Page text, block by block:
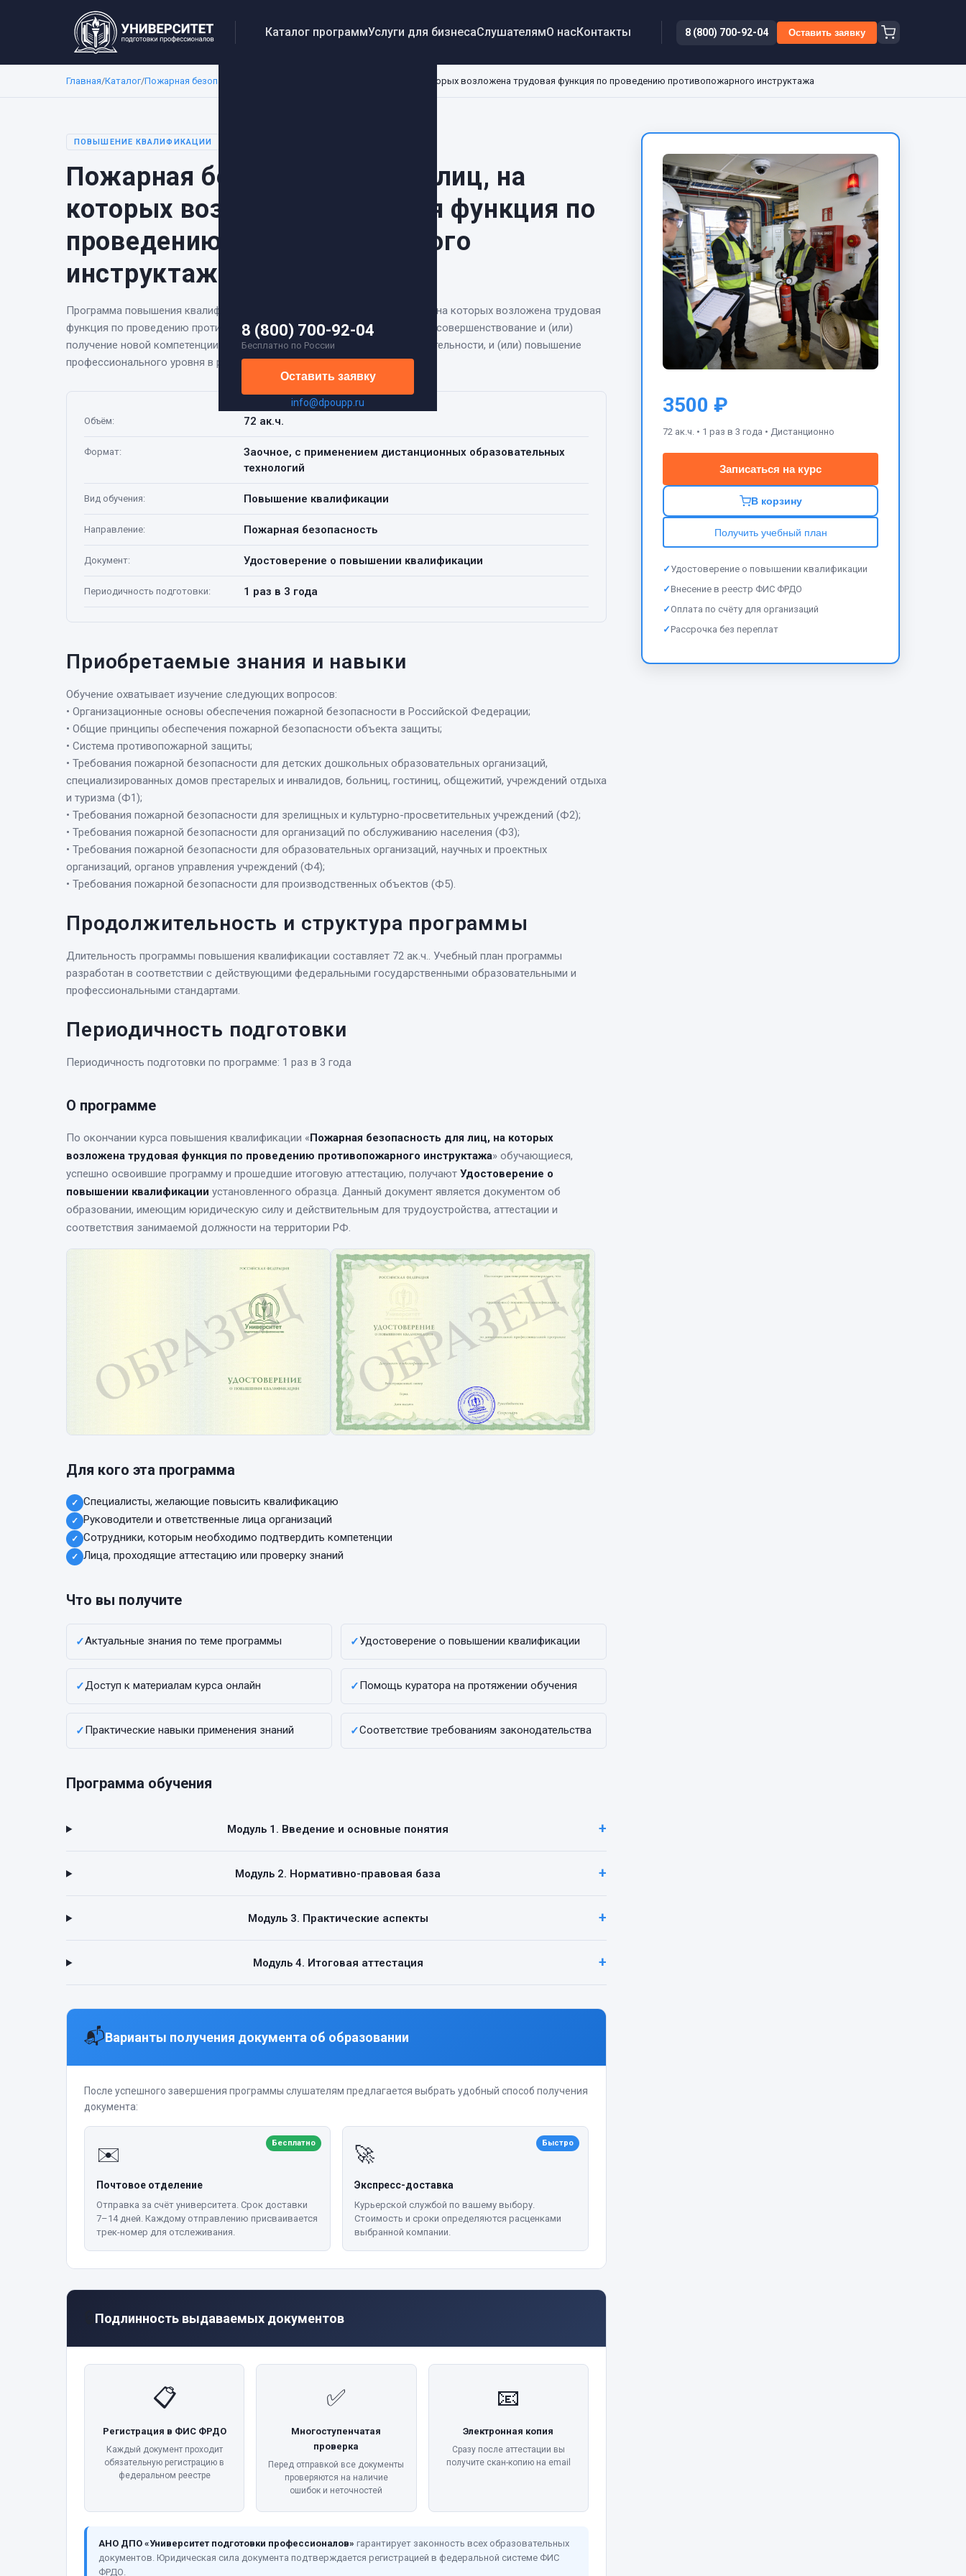
Каталог программУслуги для бизнесаСлушателямО насКонтакты 8 (800) 700-92-04 Оставить заявку
8 (800) 700-92-04
Бесплатно по России
Оставить заявку
info@dpoupp.ru
Главная/Каталог/Пожарная безопасность Пожарная безопасность для лиц, на которых возложена трудовая функция по проведению противопожарного инструктажа
ПОВЫШЕНИЕ КВАЛИФИКАЦИИ
Пожарная безопасность для лиц, на
которых возложена трудовая функция по
проведению противопожарного
инструктажа
Программа повышения квалификации
Пожарная безопасность для лиц, на которых возложена трудовая
функция по проведению противопожарного инструктажа» направлена на совершенствование и (или)
получение новой компетенции, необходимой для профессиональной деятельности, и (или) повышение
профессионального уровня в рамках имеющейся квалификации.
Объём: 72 ак.ч.
Формат:
Заочное, с применением дистанционных образовательных
технологий
Вид обучения: Повышение квалификации
Направление: Пожарная безопасность
Документ: Удостоверение о повышении квалификации
Периодичность подготовки: 1 раз в 3 года
Приобретаемые знания и навыки
Обучение охватывает изучение следующих вопросов:
• Организационные основы обеспечения пожарной безопасности в Российской Федерации;
• Общие принципы обеспечения пожарной безопасности объекта защиты;
• Система противопожарной защиты;
• Требования пожарной безопасности для детских дошкольных образовательных организаций,
специализированных домов престарелых и инвалидов, больниц, гостиниц, общежитий, учреждений отдыха
и туризма (Ф1);
• Требования пожарной безопасности для зрелищных и культурно-просветительных учреждений (Ф2);
• Требования пожарной безопасности для организаций по обслуживанию населения (Ф3);
• Требования пожарной безопасности для образовательных организаций, научных и проектных
организаций, органов управления учреждений (Ф4);
• Требования пожарной безопасности для производственных объектов (Ф5).
Продолжительность и структура программы
Длительность программы повышения квалификации составляет 72 ак.ч.. Учебный план программы
разработан в соответствии с действующими федеральными государственными образовательными и
профессиональными стандартами.
Периодичность подготовки
Периодичность подготовки по программе: 1 раз в 3 года
О программе
По окончании курса повышения квалификации «Пожарная безопасность для лиц, на которых
возложена трудовая функция по проведению противопожарного инструктажа» обучающиеся,
успешно освоившие программу и прошедшие итоговую аттестацию, получают Удостоверение о
повышении квалификации установленного образца. Данный документ является документом об
образовании, имеющим юридическую силу и действительным для трудоустройства, аттестации и
соответствия занимаемой должности на территории РФ.
Для кого эта программа
✓ Специалисты, желающие повысить квалификацию
✓ Руководители и ответственные лица организаций
✓ Сотрудники, которым необходимо подтвердить компетенции
✓ Лица, проходящие аттестацию или проверку знаний
Что вы получите
✓Актуальные знания по теме программы ✓Удостоверение о повышении квалификации
✓Доступ к материалам курса онлайн ✓ Помощь куратора на протяжении обучения
✓ Практические навыки применения знаний ✓Соответствие требованиям законодательства
Программа обучения
Модуль 1. Введение и основные понятия
Модуль 2. Нормативно-правовая база
Модуль 3. Практические аспекты
Модуль 4. Итоговая аттестация
📬Варианты получения документа об образовании
После успешного завершения программы слушателям предлагается выбрать удобный способ получения
документа:
✉️ Бесплатно
Почтовое отделение
Отправка за счёт университета. Срок доставки
7–14 дней. Каждому отправлению присваивается
трек-номер для отслеживания.
🚀 Быстро
Экспресс-доставка
Курьерской службой по вашему выбору.
Стоимость и сроки определяются расценками
выбранной компании.
Подлинность выдаваемых документов
📋
Регистрация в ФИС ФРДО
Каждый документ проходит
обязательную регистрацию в
федеральном реестре
✅
Многоступенчатая
проверка
Перед отправкой все документы
проверяются на наличие
ошибок и неточностей
📧
Электронная копия
Сразу после аттестации вы
получите скан-копию на email
АНО ДПО «Университет подготовки профессионалов» гарантирует законность всех образовательных
документов. Юридическая сила документа подтверждается регистрацией в федеральной системе ФИС
ФРДО.
3500 ₽
72 ак.ч. • 1 раз в 3 года • Дистанционно
Записаться на курс
В корзину
Получить учебный план
✓ Удостоверение о повышении квалификации
✓Внесение в реестр ФИС ФРДО
✓Оплата по счёту для организаций
✓Рассрочка без переплат